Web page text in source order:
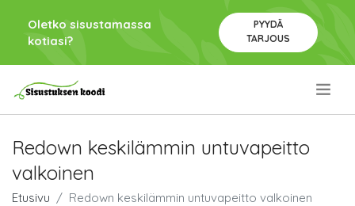
Oletko sisustamassa
kotiasi?
PYYDÄ
TARJOUS
Redown keskilämmin untuvapeitto
valkoinen
Etusivu Redown keskilämmin untuvapeitto valkoinen